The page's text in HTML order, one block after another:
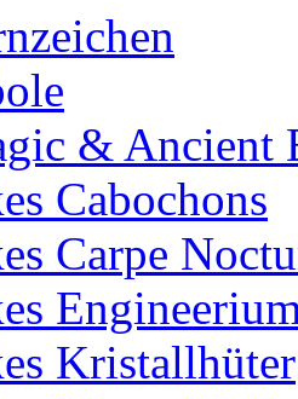
& Ancient
Cabochons
Carpe
Kristallhüter